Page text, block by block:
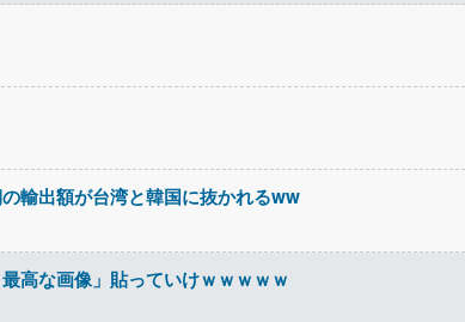
輸出額が台湾と韓国に抜かれるww
高な画像」貼っていけｗｗｗｗｗ